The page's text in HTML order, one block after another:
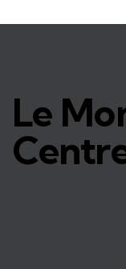
Le